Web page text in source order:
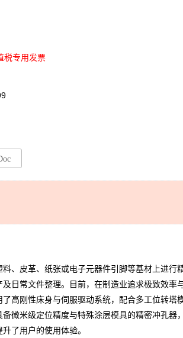
税专用发票
皮革、纸张或电子元器件引脚等基材上进行
日常文件整理。目前，在制造业追求极致效
高刚性床身与伺服驱动系统，配合多工位转
微米级定位精度与特殊涂层模具的精密冲孔
了用户的使用体验。